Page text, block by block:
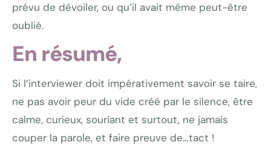
prévu de dévoiler, ou qu’il avait même peut-être
oublié.
En résumé,
Si l’interviewer doit impérativement savoir se taire,
ne pas avoir peur du vide créé par le silence, être
calme, curieux, souriant et surtout, ne jamais
couper la parole, et faire preuve de…tact !